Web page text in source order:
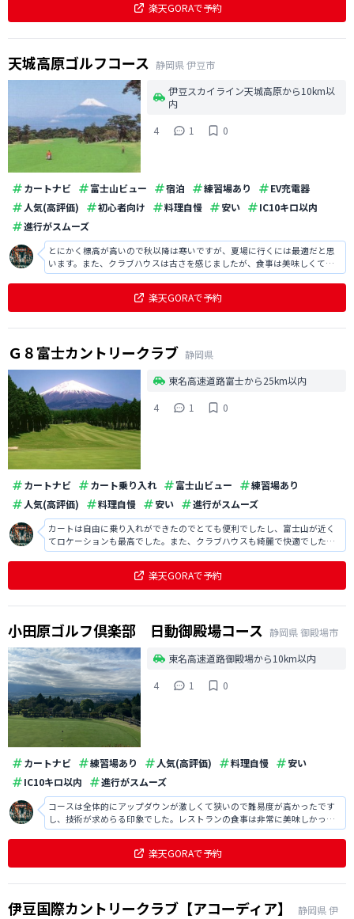
楽天GORAで予約
天城高原ゴルフコース 静岡県伊豆市
伊豆スカイライン天城高原から10km以
内
4
1 0
カートナビ 富士山ビュー 宿泊 練習場あり
EV充電器
人気(高評価)
初心者向け 料理自慢 安い
IC10キロ以内
進行がスムーズ
とにかく標高が高いので秋以降は寒いですが、夏場に行くには最適だと思
います。また、クラブハウスは古さを感じましたが、食事は美味しくてス
タッフの方も親切で良かったです。
楽天GORAで予約
Ｇ８富士カントリークラブ 静岡県
東名高速道路富士から25km以内
4
1 0
カートナビ カート乗り入れ 富士山ビュー
練習場あり
人気(高評価)
料理自慢 安い 進行がスムーズ
カートは自由に乗り入れができたのでとても便利でしたし、富士山が近く
てロケーションも最高でした。また、クラブハウスも綺麗で快適でした
し、スタッフの方もフレンドリーで印象が良かったです。
楽天GORAで予約
小田原ゴルフ倶楽部 日動御殿場コース 静岡県御殿場市
東名高速道路御殿場から10km以内
4
1 0
カートナビ 練習場あり 人気(高評価) 料理自慢
安い
IC10キロ以内
進行がスムーズ
コースは全体的にアップダウンが激しくて狭いので難易度が高かったです
し、技術が求めらる印象でした。レストランの食事は非常に美味しかった
ですし、レストランから見える景色も大変良かったです。
楽天GORAで予約
伊豆国際カントリークラブ【アコーディア】 静岡県伊